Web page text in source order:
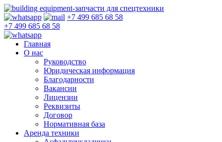
+7 499 685 68 58
+7 499 685 68 58
Главная
О нас
Руководство
Юридическая информация
Благодарности
Вакансии
Лицензии
Реквизиты
Договор
Нормативная база
Аренда техники